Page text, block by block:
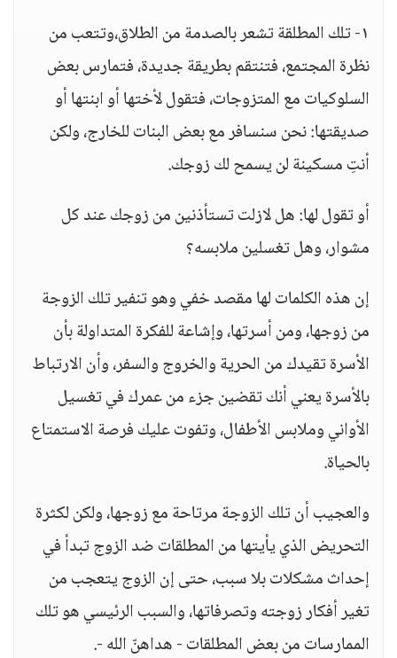
١- تلك المطلقة تشعر بالصدمة من الطلاق،وتتعب من
نظرة المجتمع، فتنتقم بطريقة جديدة، فتمارس بعض
السلوكيات مع المتزوجات، فتقول لأختها أو ابنتها أو
صديقتها: نحن سنسافر مع بعض البنات للخارج، ولكن
أنتِ مسكينة لن يسمح لك زوجك.
أو تقول لها: هل لازلت تستأذنين من زوجك عند كل
مشوار، وهل تغسلين ملابسه؟
إن هذه الكلمات لها مقصد خفي وهو تنفير تلك الزوجة
من زوجها، ومن أسرتها، وإشاعة للفكرة المتداولة بأن
الأسرة تقيدك من الحرية والخروج والسفر، وأن الارتباط
بالأسرة يعني أنك تقضين جزء من عمرك في تغسيل
الأواني وملابس الأطفال، وتفوت عليك فرصة الاستمتاع
بالحياة.
والعجيب أن تلك الزوجة مرتاحة مع زوجها، ولكن لكثرة
التحريض الذي يأيتها من المطلقات ضد الزوج تبدأ في
إحداث مشكلات بلا سبب، حتى إن الزوج يتعجب من
تغير أفكار زوجته وتصرفاتها، والسبب الرئيسي هو تلك
الممارسات من بعض المطلقات - هداهنّ الله -.